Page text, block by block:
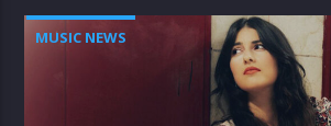
MUSIC NEWS